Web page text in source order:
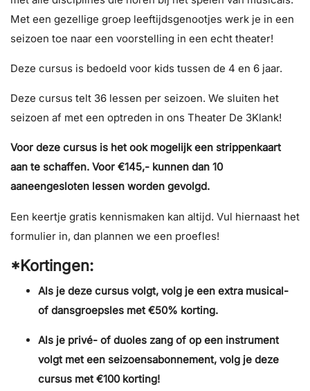
Met een gezellige groep leeftijdsgenootjes werk je in een
seizoen toe naar een voorstelling in een echt theater!
Deze cursus is bedoeld voor kids tussen de 4 en 6 jaar.
Deze cursus telt 36 lessen per seizoen. We sluiten het
seizoen af met een optreden in ons Theater De 3Klank!
Voor deze cursus is het ook mogelijk een strippenkaart
aan te schaffen. Voor €145,- kunnen dan 10
aaneengesloten lessen worden gevolgd.
Een keertje gratis kennismaken kan altijd. Vul hiernaast het
formulier in, dan plannen we een proefles!
*Kortingen:
Als je deze cursus volgt, volg je een extra musical-
of dansgroepsles met €50% korting.
Als je privé- of duoles zang of op een instrument
volgt met een seizoensabonnement, volg je deze
cursus met €100 korting!